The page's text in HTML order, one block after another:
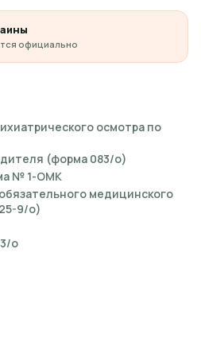
официально
осмотра по
(форма 083/о)
№ 1-ОМК
медицинского
9/о)
о